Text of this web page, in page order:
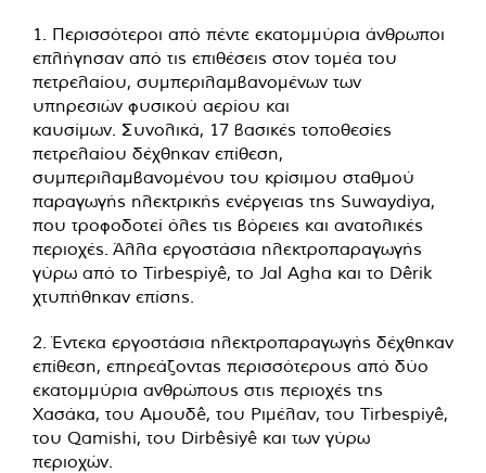
1. Περισσότεροι από πέντε εκατομμύρια άνθρωποι
επλήγησαν από τις επιθέσεις στον τομέα του
πετρελαίου, συμπεριλαμβανομένων των
υπηρεσιών φυσικού αερίου και
καυσίμων. Συνολικά, 17 βασικές τοποθεσίες
πετρελαίου δέχθηκαν επίθεση,
συμπεριλαμβανομένου του κρίσιμου σταθμού
παραγωγής ηλεκτρικής ενέργειας της Suwaydiya,
που τροφοδοτεί όλες τις βόρειες και ανατολικές
περιοχές. Άλλα εργοστάσια ηλεκτροπαραγωγής
γύρω από το Tirbespiyê, το Jal Agha και το Dêrik
χτυπήθηκαν επίσης.
2. Έντεκα εργοστάσια ηλεκτροπαραγωγής δέχθηκαν
επίθεση, επηρεάζοντας περισσότερους από δύο
εκατομμύρια ανθρώπους στις περιοχές της
Χασάκα, του Αμουδê, του Ριμέλαν, του Tirbespiyê,
του Qamishi, του Dirbêsiyê και των γύρω
περιοχών.